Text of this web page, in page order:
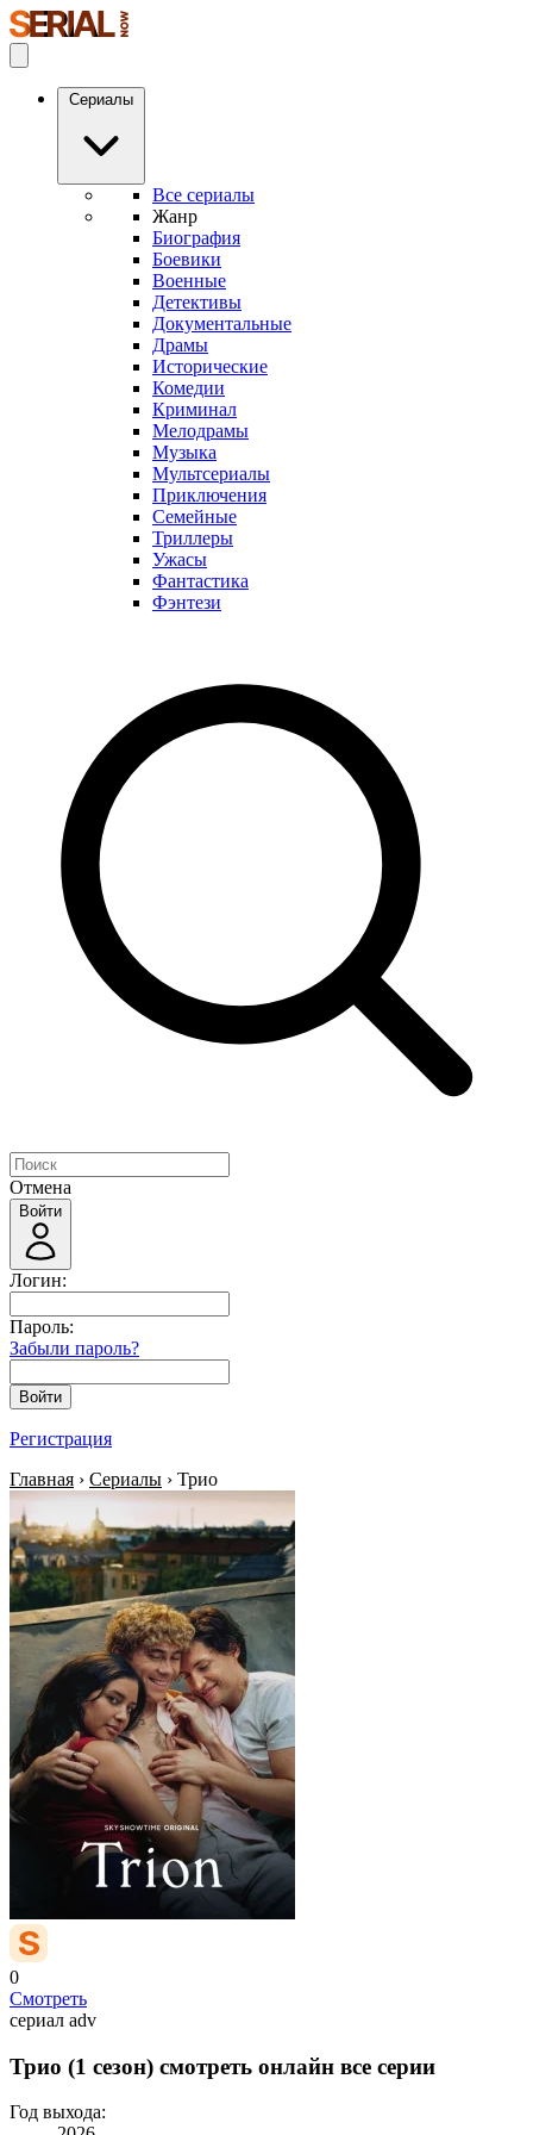
Сериалы
Все сериалы
Жанр
Биография
Боевики
Военные
Детективы
Документальные
Драмы
Исторические
Комедии
Криминал
Мелодрамы
Музыка
Мультсериалы
Приключения
Семейные
Триллеры
Ужасы
Фантастика
Фэнтези
Отмена
Войти
Логин:
Пароль:
Забыли пароль?
Войти
Регистрация
Главная › Сериалы › Трио
0
Смотреть
сериал adv
Трио (1 сезон) смотреть онлайн все серии
Год выхода: